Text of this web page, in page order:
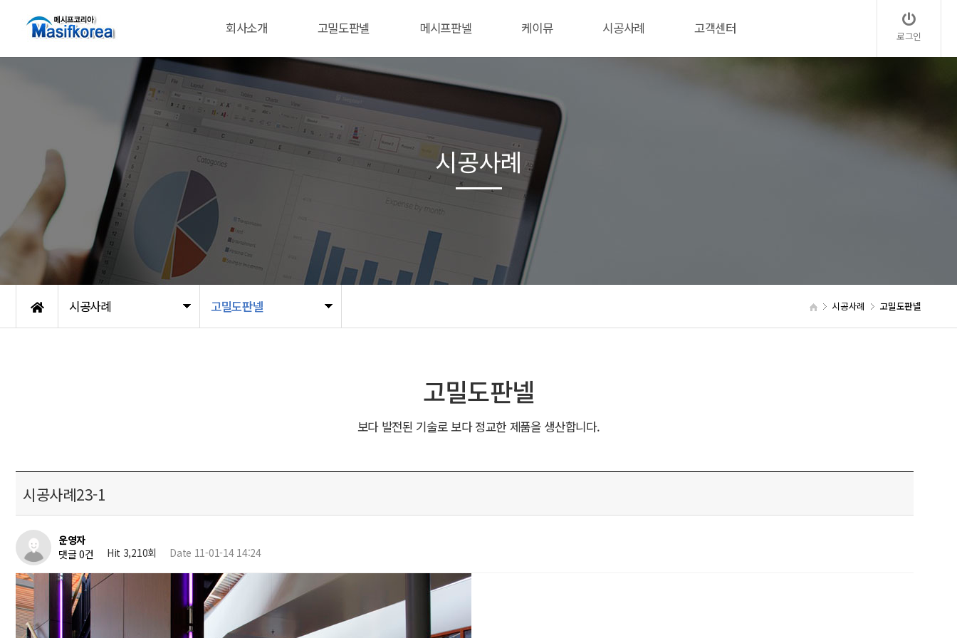
회사소개 고밀도판넬 메시프판넬 케이뮤 시공사례 고객센터 로그인
시공사례 고밀도판넬 시공사례 고밀도판넬
시공사례
고밀도판넬
보다 발전된 기술로 보다 정교한 제품을 생산합니다.
시공사례23-1
운영자
댓글 0건
Hit 3,210회 Date 11-01-14 14:24